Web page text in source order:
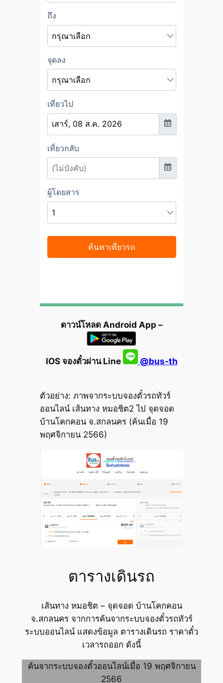
ดาวน์โหลด Android App –
IOS จองตั๋วผ่าน Line @bus-th
ตัวอย่าง: ภาพจากระบบจองตั๋วรถทัวร์
ออนไลน์ เส้นทาง หมอชิต2 ไป จุดจอด
บ้านโคกคอน จ.สกลนคร (ค้นเมื่อ 19
พฤศจิกายน 2566)
ตารางเดินรถ
เส้นทาง หมอชิต – จุดจอด บ้านโคกคอน
จ.สกลนคร จากการค้นจากระบบจองตั๋วรถทัวร์
ระบบออนไลน์ แสดงข้อมูล ตารางเดินรถ ราคาตั๋ว
เวลารถออก ดังนี้
ค้นจากระบบจองตั๋วออนไลน์เมื่อ 19 พฤศจิกายน
2566